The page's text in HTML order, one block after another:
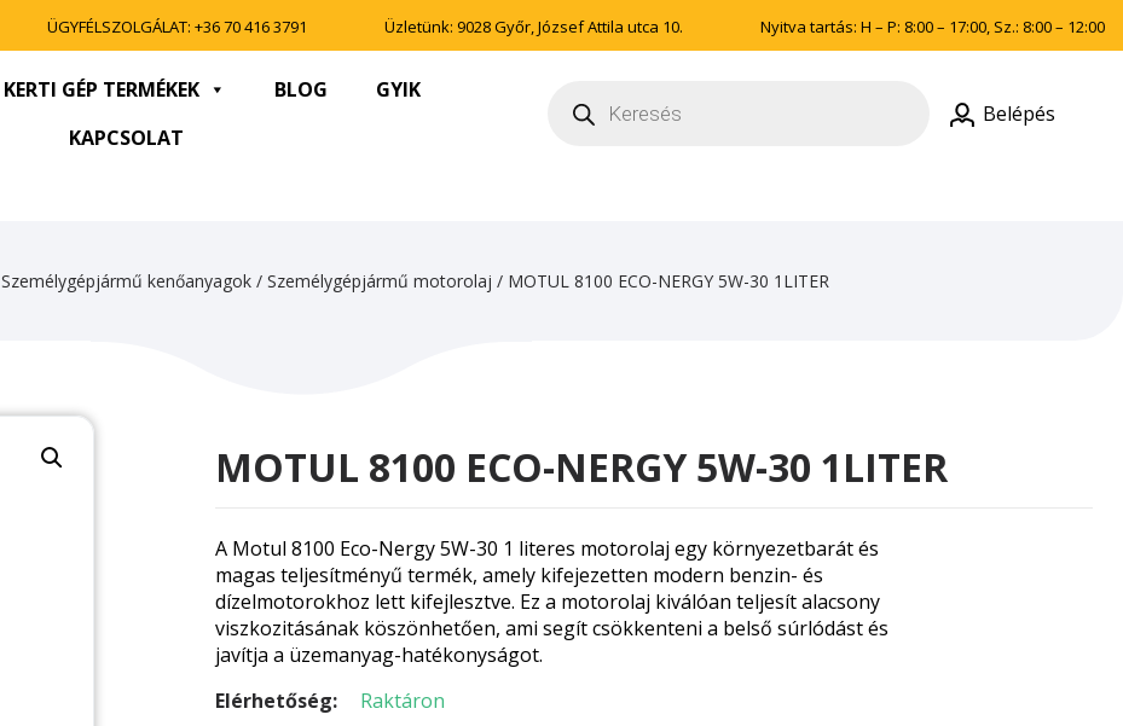
ÜGYFÉLSZOLGÁLAT: +36 70 416 3791 Üzletünk: 9028 Győr, József Attila utca 10. Nyitva tartás: H – P: 8:00 – 17:00, Sz.: 8:00 – 12:00
KERTI GÉP TERMÉKEK BLOG
GYIK
KAPCSOLAT
search Belépés
Személygépjármű kenőanyagok / Személygépjármű motorolaj / MOTUL 8100 ECO-NERGY 5W-30 1LITER
MOTUL 8100 ECO-NERGY 5W-30 1LITER
A Motul 8100 Eco-Nergy 5W-30 1 literes motorolaj egy környezetbarát és
magas teljesítményű termék, amely kifejezetten modern benzin- és
dízelmotorokhoz lett kifejlesztve. Ez a motorolaj kiválóan teljesít alacsony
viszkozitásának köszönhetően, ami segít csökkenteni a belső súrlódást és
javítja a üzemanyag-hatékonyságot.
Elérhetőség:
Raktáron